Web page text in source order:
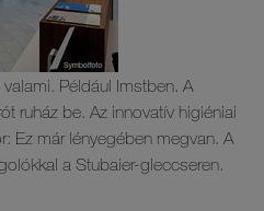
Például Imstben. A
ruház be. Az innovatív higiéniai
Ez már lényegében megvan. A
a Stubaier-gleccseren.